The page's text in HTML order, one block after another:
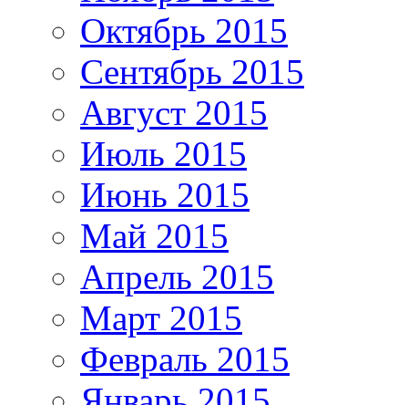
Октябрь 2015
Сентябрь 2015
Август 2015
Июль 2015
Июнь 2015
Май 2015
Апрель 2015
Март 2015
Февраль 2015